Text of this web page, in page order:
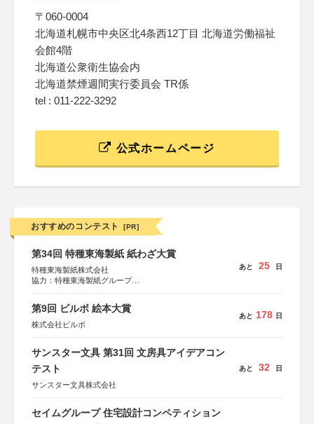
〒060-0004
北海道札幌市中央区北4条西12丁目 北海道労働福祉
会館4階
北海道公衆衛生協会内
北海道禁煙週間実行委員会 TR係
tel : 011-222-3292
公式ホームページ
おすすめのコンテスト [PR]
第34回 特種東海製紙 紙わざ大賞
特種東海製紙株式会社
協力：特種東海製紙グループ
あと 25 日
第9回 ビルボ 絵本大賞
株式会社ビルボ
あと 178 日
サンスター文具 第31回 文房具アイデアコン
テスト
サンスター文具株式会社
あと 32 日
セイムグループ 住宅設計コンペティション